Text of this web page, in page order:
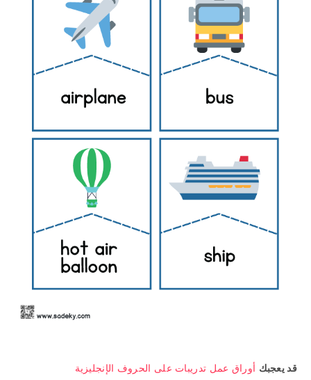
قد يعجبك أوراق عمل تدريبات على الحروف الإنجليزية